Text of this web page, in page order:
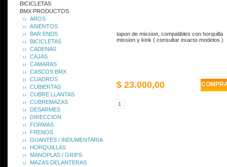
BICICLETAS
BMX PRODUCTOS
AROS
ASIENTOS
BAR ENDS
BICICLETAS
CADENAS
CAJAS
CAMARAS
CASCOS BMX
CUADROS
CUBIERTAS
CUBRE LLANTAS
CUBREMAZAS
DESARMES
DIRECCION
FORMAS
FRENOS
GUANTES / INDUMENTARIA
HORQUILLAS
MANOPLAS / GRIPS
MAZAS DELANTERAS
tapon de mission, compatibles con horquilla
mission y kink ( consultar exacto modelos )
$ 23.000,00
1